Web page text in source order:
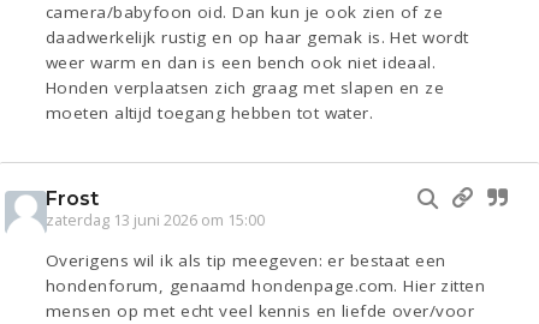
camera/babyfoon oid. Dan kun je ook zien of ze
daadwerkelijk rustig en op haar gemak is. Het wordt
weer warm en dan is een bench ook niet ideaal.
Honden verplaatsen zich graag met slapen en ze
moeten altijd toegang hebben tot water.
Frost
zaterdag 13 juni 2026 om 15:00
Overigens wil ik als tip meegeven: er bestaat een
hondenforum, genaamd hondenpage.com. Hier zitten
mensen op met echt veel kennis en liefde over/voor